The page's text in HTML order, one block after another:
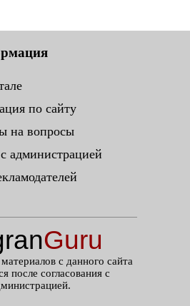
по сайту
на вопросы
администрацией
Guru
с данного сайта
после согласования с